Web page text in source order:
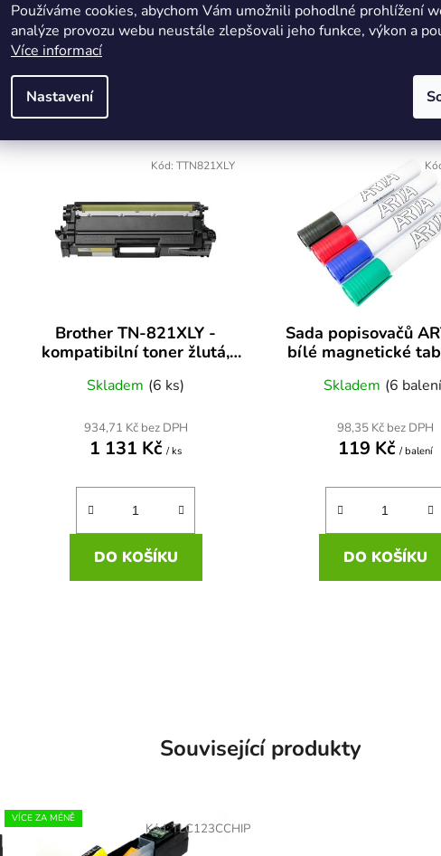
Používáme cookies, abychom Vám umožnili pohodlné prohlížení
analýze provozu webu neustále zlepšovali jeho funkce, výkon a
Více informací
Nastavení
Brother TN-821XLY -
kompatibilní toner žlutá,
Skladem (6 ks)
934,71 Kč bez DPH
1 131 Kč / ks
DO KOŠÍKU
Kód: TTN821XLY
Sada popisovačů
bílé magnetické
Skladem (6
98,35 Kč bez DPH
119 Kč / balení
DO KOŠÍKU
Související produkty
VÍCE ZA MÉNĚ
Kód:TLC123CCHIP